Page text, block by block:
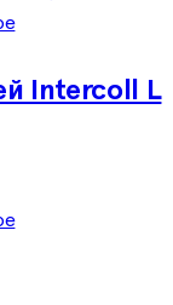
Intercoll L